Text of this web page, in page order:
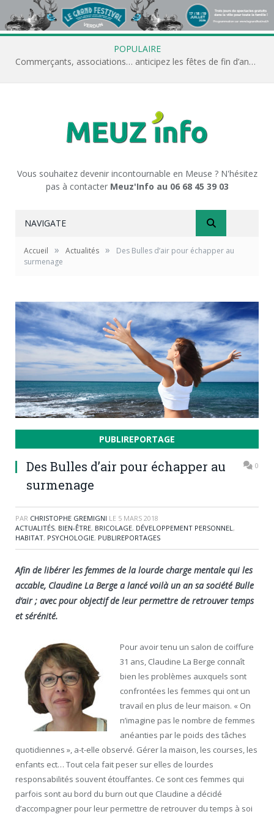
POPULAIRE
Commerçants, associations… anticipez les fêtes de fin d’année avec Meuz’Info
Vous souhaitez devenir incontournable en Meuse ? N'hésitez
pas à contacter Meuz'Info au 06 68 45 39 03
NAVIGATE
Accueil » Actualités »
Des Bulles d’air pour échapper au
surmenage
PUBLIREPORTAGE
Des Bulles d’air pour échapper au
surmenage
0
PAR CHRISTOPHE GREMIGNI LE 5 MARS 2018
ACTUALITÉS, BIEN-ÊTRE, BRICOLAGE, DÉVELOPPEMENT PERSONNEL,
HABITAT, PSYCHOLOGIE, PUBLIREPORTAGES
Afin de libérer les femmes de la lourde charge mentale qui les
accable, Claudine La Berge a lancé voilà un an sa société Bulle
d’air ; avec pour objectif de leur permettre de retrouver temps
et sérénité.
Pour avoir tenu un salon de coiffure
31 ans, Claudine La Berge connaît
bien les problèmes auxquels sont
confrontées les femmes qui ont un
travail en plus de leur maison. « On
n’imagine pas le nombre de femmes
anéanties par le poids des tâches
quotidiennes », a-t-elle observé. Gérer la maison, les courses, les
enfants ect… Tout cela fait peser sur elles de lourdes
responsabilités souvent étouffantes. Ce sont ces femmes qui
parfois sont au bord du burn out que Claudine a décidé
d’accompagner pour leur permettre de retrouver du temps à soi